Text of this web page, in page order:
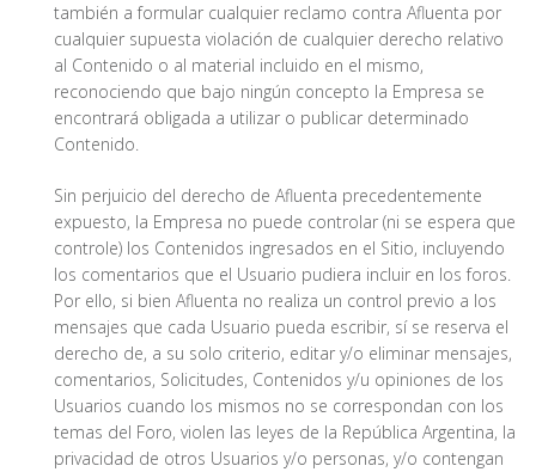
también a formular cualquier reclamo contra Afluenta por
cualquier supuesta violación de cualquier derecho relativo
al Contenido o al material incluido en el mismo,
reconociendo que bajo ningún concepto la Empresa se
encontrará obligada a utilizar o publicar determinado
Contenido.
Sin perjuicio del derecho de Afluenta precedentemente
expuesto, la Empresa no puede controlar (ni se espera que
controle) los Contenidos ingresados en el Sitio, incluyendo
los comentarios que el Usuario pudiera incluir en los foros.
Por ello, si bien Afluenta no realiza un control previo a los
mensajes que cada Usuario pueda escribir, sí se reserva el
derecho de, a su solo criterio, editar y/o eliminar mensajes,
comentarios, Solicitudes, Contenidos y/u opiniones de los
Usuarios cuando los mismos no se correspondan con los
temas del Foro, violen las leyes de la República Argentina, la
privacidad de otros Usuarios y/o personas, y/o contengan